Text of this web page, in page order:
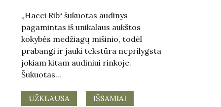
„Hacci Rib“ šukuotas audinys
pagamintas iš unikalaus aukštos
kokybės medžiagų mišinio, todėl
prabangi ir jauki tekstūra neprilygsta
jokiam kitam audiniui rinkoje.
Šukuotas...
UŽKLAUSA IŠSAMIAI